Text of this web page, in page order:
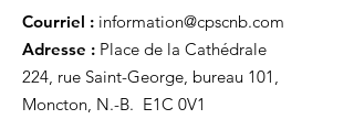
Courriel : information@cpscnb.com
Adresse : Place de la Cathédrale
224, rue Saint-George, bureau 101,
Moncton, N.-B. E1C 0V1